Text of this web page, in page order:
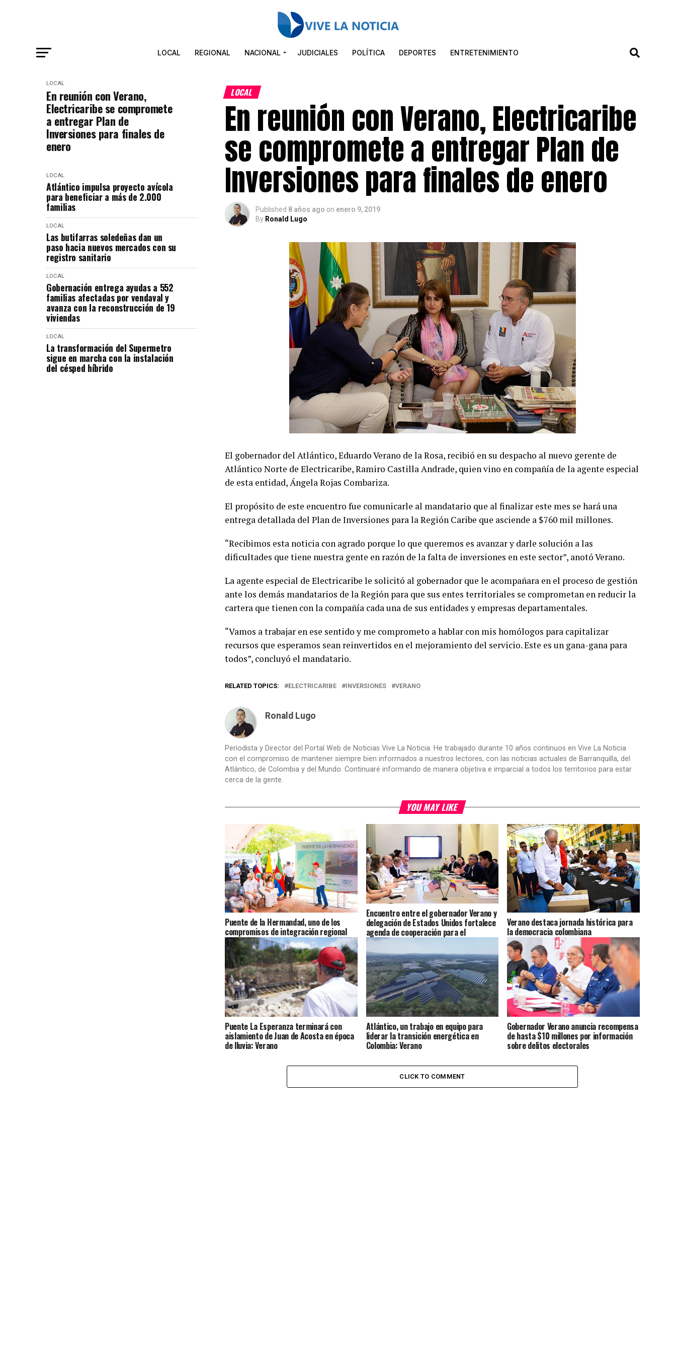
LOCAL REGIONAL NACIONAL JUDICIALES POLÍTICA DEPORTES ENTRETENIMIENTO
LOCAL
En reunión con Verano,
Electricaribe se compromete
a entregar Plan de
Inversiones para finales de
enero
LOCAL
Atlántico impulsa proyecto avícola
para beneficiar a más de 2.000
familias
LOCAL
Las butifarras soledeñas dan un
paso hacia nuevos mercados con su
registro sanitario
LOCAL
Gobernación entrega ayudas a 552
familias afectadas por vendaval y
avanza con la reconstrucción de 19
viviendas
LOCAL
La transformación del Supermetro
sigue en marcha con la instalación
del césped híbrido
LOCAL
En reunión con Verano, Electricaribe
se compromete a entregar Plan de
Inversiones para finales de enero
Published 8 años ago on enero 9, 2019
By Ronald Lugo
El gobernador del Atlántico, Eduardo Verano de la Rosa, recibió en su despacho al nuevo gerente de
Atlántico Norte de Electricaribe, Ramiro Castilla Andrade, quien vino en compañía de la agente especial
de esta entidad, Ángela Rojas Combariza.
El propósito de este encuentro fue comunicarle al mandatario que al finalizar este mes se hará una
entrega detallada del Plan de Inversiones para la Región Caribe que asciende a $760 mil millones.
“Recibimos esta noticia con agrado porque lo que queremos es avanzar y darle solución a las
dificultades que tiene nuestra gente en razón de la falta de inversiones en este sector”, anotó Verano.
La agente especial de Electricaribe le solicitó al gobernador que le acompañara en el proceso de gestión
ante los demás mandatarios de la Región para que sus entes territoriales se comprometan en reducir la
cartera que tienen con la compañía cada una de sus entidades y empresas departamentales.
“Vamos a trabajar en ese sentido y me comprometo a hablar con mis homólogos para capitalizar
recursos que esperamos sean reinvertidos en el mejoramiento del servicio. Este es un gana-gana para
todos”, concluyó el mandatario.
RELATED TOPICS: ELECTRICARIBE INVERSIONES VERANO
Ronald Lugo
Periodista y Director del Portal Web de Noticias Vive La Noticia. He trabajado durante 10 años continuos en Vive La Noticia
con el compromiso de mantener siempre bien informados a nuestros lectores, con las noticias actuales de Barranquilla, del
Atlántico, de Colombia y del Mundo. Continuaré informando de manera objetiva e imparcial a todos los territorios para estar
cerca de la gente.
YOU MAY LIKE
Puente de la Hermandad, uno de los
compromisos de integración regional
entre Verano y De la Espriella
Encuentro entre el gobernador Verano y
delegación de Estados Unidos fortalece
agenda de cooperación para el
desarrollo del Atlántico y las Américas
Verano destaca jornada histórica para
la democracia colombiana
Puente La Esperanza terminará con
aislamiento de Juan de Acosta en época
de lluvia: Verano
Atlántico, un trabajo en equipo para
liderar la transición energética en
Colombia: Verano
Gobernador Verano anuncia recompensa
de hasta $10 millones por información
sobre delitos electorales
CLICK TO COMMENT